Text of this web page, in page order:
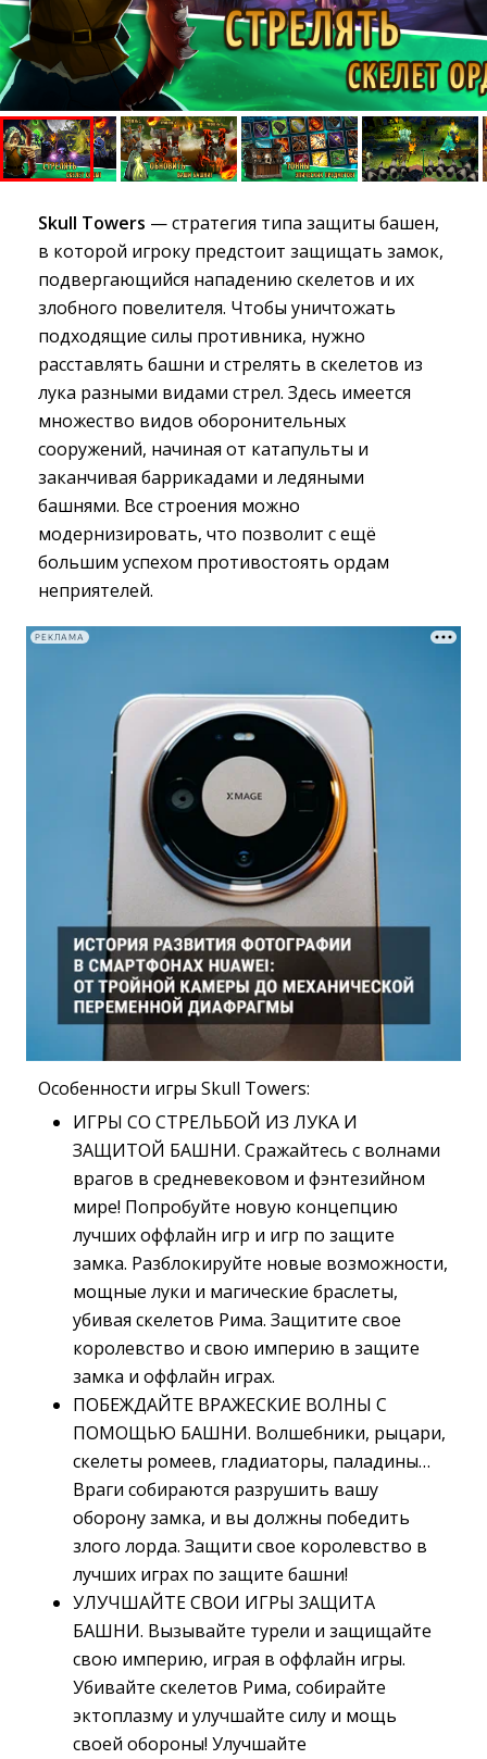
Skull Towers — стратегия типа защиты башен,
в которой игроку предстоит защищать замок,
подвергающийся нападению скелетов и их
злобного повелителя. Чтобы уничтожать
подходящие силы противника, нужно
расставлять башни и стрелять в скелетов из
лука разными видами стрел. Здесь имеется
множество видов оборонительных
сооружений, начиная от катапульты и
заканчивая баррикадами и ледяными
башнями. Все строения можно
модернизировать, что позволит с ещё
большим успехом противостоять ордам
неприятелей.
РЕКЛАМА
Особенности игры Skull Towers:
ИГРЫ СО СТРЕЛЬБОЙ ИЗ ЛУКА И
ЗАЩИТОЙ БАШНИ. Сражайтесь с волнами
врагов в средневековом и фэнтезийном
мире! Попробуйте новую концепцию
лучших оффлайн игр и игр по защите
замка. Разблокируйте новые возможности,
мощные луки и магические браслеты,
убивая скелетов Рима. Защитите свое
королевство и свою империю в защите
замка и оффлайн играх.
ПОБЕЖДАЙТЕ ВРАЖЕСКИЕ ВОЛНЫ С
ПОМОЩЬЮ БАШНИ. Волшебники, рыцари,
скелеты ромеев, гладиаторы, паладины…
Враги собираются разрушить вашу
оборону замка, и вы должны победить
злого лорда. Защити свое королевство в
лучших играх по защите башни!
УЛУЧШАЙТЕ СВОИ ИГРЫ ЗАЩИТА
БАШНИ. Вызывайте турели и защищайте
свою империю, играя в оффлайн игры.
Убивайте скелетов Рима, собирайте
эктоплазму и улучшайте силу и мощь
своей обороны! Улучшайте